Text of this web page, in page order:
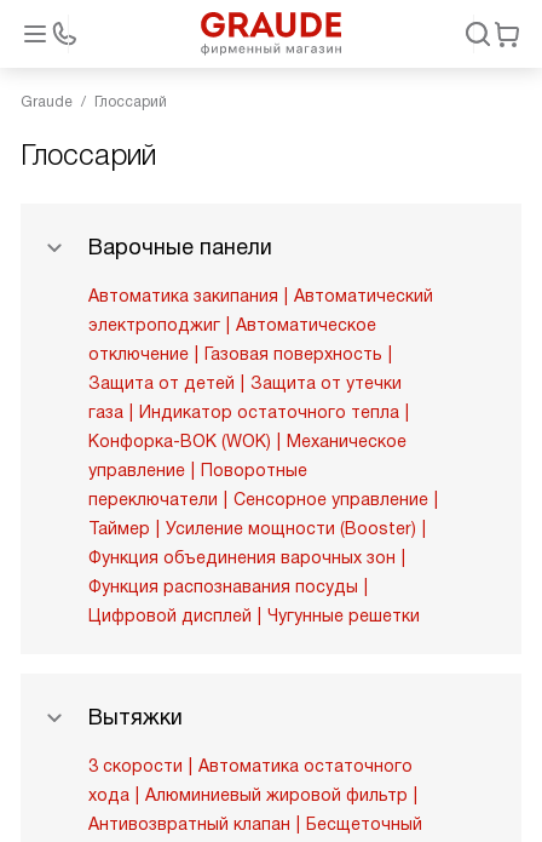
Graude Глоссарий
Глоссарий
Варочные панели
Автоматика закипания
Автоматический
электроподжиг
Автоматическое
отключение
Газовая поверхность
Защита от детей
Защита от утечки
газа
Индикатор остаточного тепла
Конфорка-ВОК (WOK)
Механическое
управление
Поворотные
переключатели
Сенсорное управление
Таймер
Усиление мощности (Booster)
Функция объединения варочных зон
Функция распознавания посуды
Цифровой дисплей
Чугунные решетки
Вытяжки
3 скорости
Автоматика остаточного
хода
Алюминиевый жировой фильтр
Антивозвратный клапан
Бесщеточный